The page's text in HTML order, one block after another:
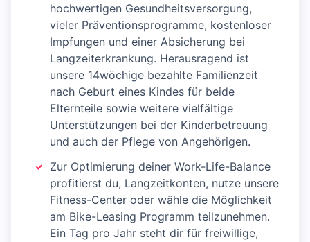
hochwertigen Gesundheitsversorgung,
vieler Präventionsprogramme, kostenloser
Impfungen und einer Absicherung bei
Langzeiterkrankung. Herausragend ist
unsere 14wöchige bezahlte Familienzeit
nach Geburt eines Kindes für beide
Elternteile sowie weitere vielfältige
Unterstützungen bei der Kinderbetreuung
und auch der Pflege von Angehörigen.
Zur Optimierung deiner Work-Life-Balance
profitierst du, Langzeitkonten, nutze unsere
Fitness-Center oder wähle die Möglichkeit
am Bike-Leasing Programm teilzunehmen.
Ein Tag pro Jahr steht dir für freiwillige,